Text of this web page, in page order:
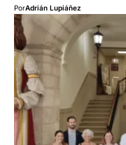
PorAdrián Lupiáñez